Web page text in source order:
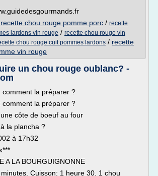
recette chou rouge pomme porc / recette
lardons vin rouge / recette chou rouge vin
chou rouge cuit pommes lardons / recette
vin rouge
un chou rouge oublanc? -
comment la préparer ?
comment la préparer ?
côte de boeuf au four
la plancha ?
à 17h32
A LA BOURGUIGNONNE
Cuisson: 1 heure 30. 1 chou